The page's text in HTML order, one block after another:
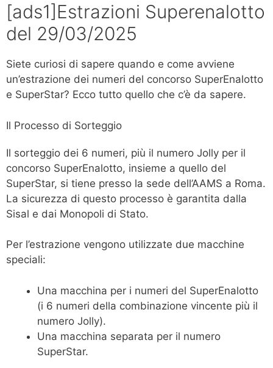
[ads1]Estrazioni Superenalotto
del 29/03/2025
Siete curiosi di sapere quando e come avviene
un’estrazione dei numeri del concorso SuperEnalotto
e SuperStar? Ecco tutto quello che c’è da sapere.
Il Processo di Sorteggio
Il sorteggio dei 6 numeri, più il numero Jolly per il
concorso SuperEnalotto, insieme a quello del
SuperStar, si tiene presso la sede dell’AAMS a Roma.
La sicurezza di questo processo è garantita dalla
Sisal e dai Monopoli di Stato.
Per l’estrazione vengono utilizzate due macchine
speciali:
Una macchina per i numeri del SuperEnalotto
(i 6 numeri della combinazione vincente più il
numero Jolly).
Una macchina separata per il numero
SuperStar.